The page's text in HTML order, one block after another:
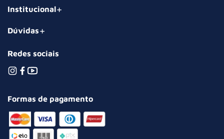
Institucional
Dúvidas
Redes sociais
Formas de pagamento